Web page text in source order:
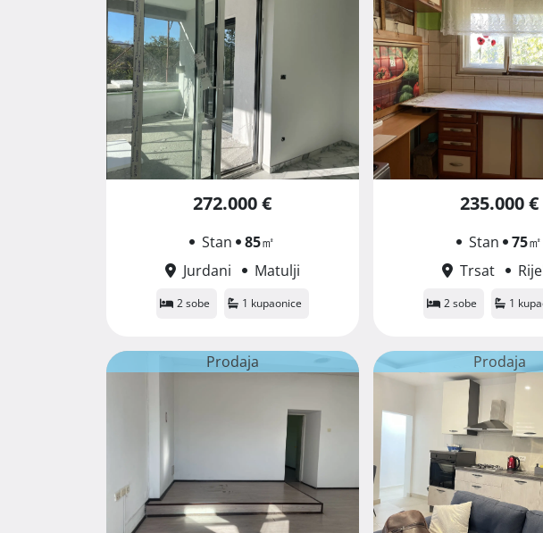
272.000 €
Stan 85㎡
Jurdani
Matulji
2 sobe 1 kupaonice
235.000 €
Stan 75㎡
Trsat
2 sobe 1
Prodaja Prodaja